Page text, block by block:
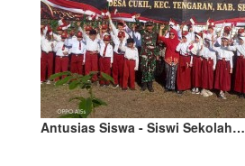
Antusias Siswa - Siswi Sekolah…